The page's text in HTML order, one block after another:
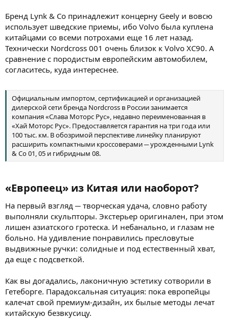
Бренд Lynk & Co принадлежит концерну Geely и вовсю
использует шведские приемы, ибо Volvo была куплена
китайцами со всеми потрохами еще 16 лет назад.
Технически Nordcross 001 очень близок к Volvo XC90. А
сравнение с породистым европейским автомобилем,
согласитесь, куда интереснее.
Официальным импортом, сертификацией и организацией
дилерской сети бренда Nordcross в России занимается
компания «Слава Моторс Рус», недавно переименованная в
«Хай Моторс Рус». Предоставляется гарантия на три года или
100 тыс. км. В обозримой перспективе линейку планируют
расширить компактными кроссоверами ─ урожденными Lynk
& Co 01, 05 и гибридным 08.
«Европеец» из Китая или наоборот?​
На первый взгляд ─ творческая удача, словно работу
выполняли скульпторы. Экстерьер оригинален, при этом
лишен азиатского гротеска. И небанально, и глазам не
больно. На удивление понравились пресловутые
выдвижные ручки: солидные и под естественный хват,
да еще с подсветкой.
Как вы догадались, лаконичную эстетику сотворили в
Гетеборге. Парадоксальная ситуация: пока европейцы
калечат свой премиум-дизайн, их былые методы лечат
китайскую безвкусицу.